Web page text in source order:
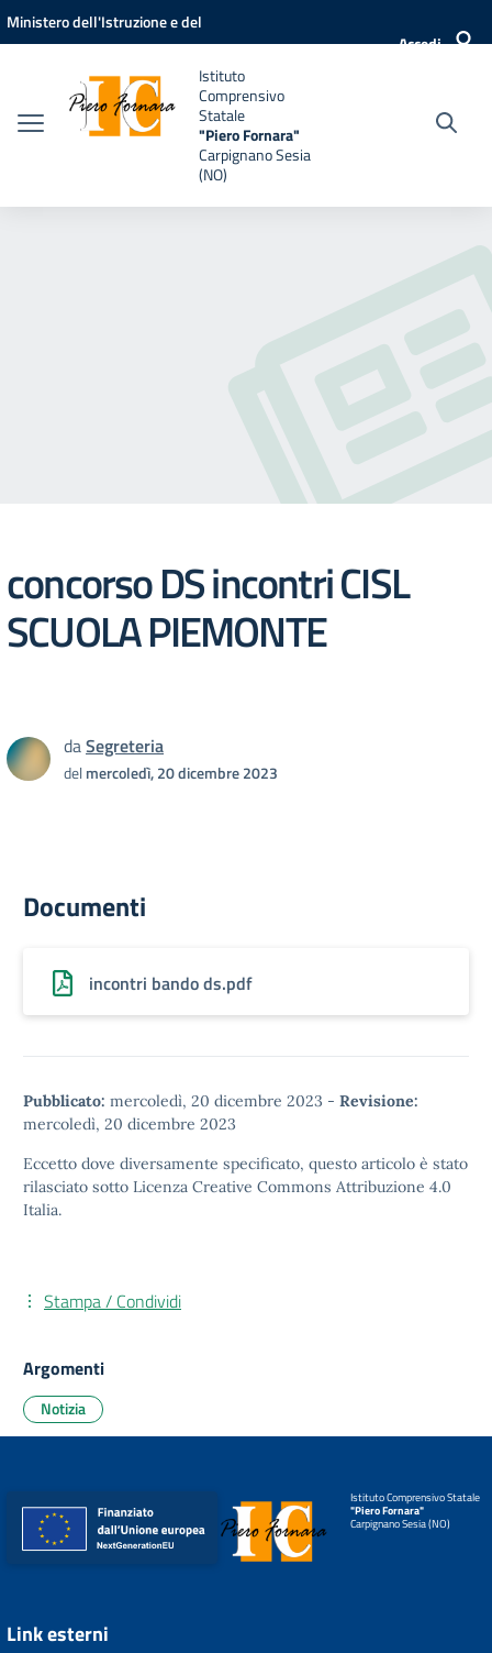
Vai ai contenuti
Vai al menu di navigazione
Vai al footer
Ministero dell'Istruzione e del
Accedi
Istituto
Comprensivo
Statale
"Piero Fornara"
Carpignano Sesia
(NO)
concorso DS incontri CISL
SCUOLA PIEMONTE
daSegreteria
delmercoledì, 20 dicembre 2023
Documenti
incontri bando ds.pdf
Pubblicato: mercoledì, 20 dicembre 2023 - Revisione:
mercoledì, 20 dicembre 2023
Eccetto dove diversamente specificato, questo articolo è stato
rilasciato sotto Licenza Creative Commons Attribuzione 4.0
Italia.
Stampa / Condividi
Argomenti
Notizia
Istituto Comprensivo Statale
"Piero Fornara"
Carpignano Sesia (NO)
Link esterni